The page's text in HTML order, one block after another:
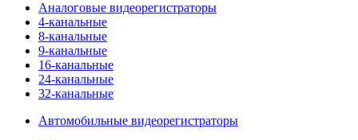
Аналоговые видеорегистраторы
4-канальные
8-канальные
9-канальные
16-канальные
24-канальные
32-канальные
Автомобильные видеорегистраторы